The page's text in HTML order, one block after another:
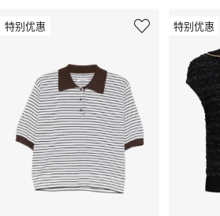
特别优惠 特别优惠